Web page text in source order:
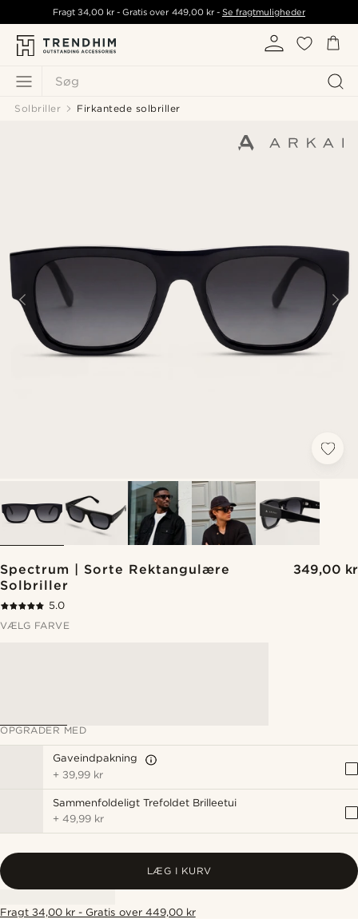
Søg
Fragt34,00 kr - Gratis over 449,00 kr- Se fragtmuligheder
Solbriller Firkantede solbriller
Spectrum | Sorte Rektangulære
Solbriller
349,00 kr
5.0
VÆLG FARVE
OPGRADER MED
Gaveindpakning
+ 39,99 kr
Sammenfoldeligt Trefoldet Brilleetui
+49,99 kr
LÆG I KURV
Fragt 34,00 kr - Gratis over 449,00 kr